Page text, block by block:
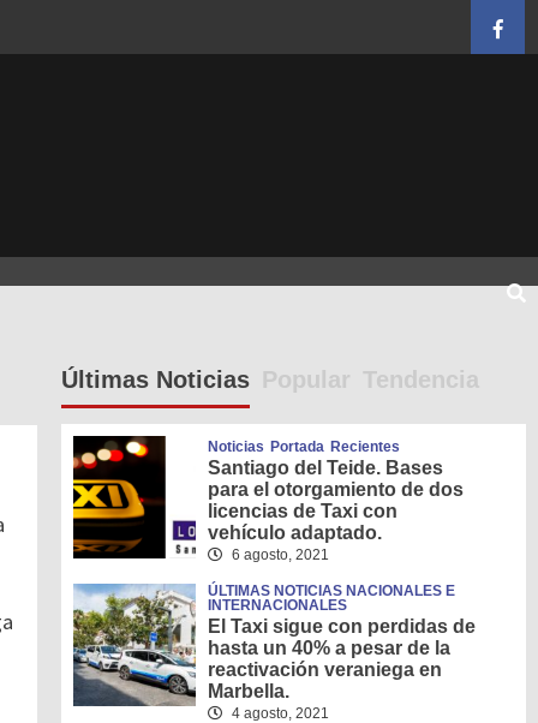
Últimas Noticias Popular Tendencia
Noticias Portada Recientes
Santiago del Teide. Bases
para el otorgamiento de dos
licencias de Taxi con
vehículo adaptado.
6 agosto, 2021
ÚLTIMAS NOTICIAS NACIONALES E
INTERNACIONALES
El Taxi sigue con perdidas de
hasta un 40% a pesar de la
reactivación veraniega en
Marbella.
4 agosto, 2021